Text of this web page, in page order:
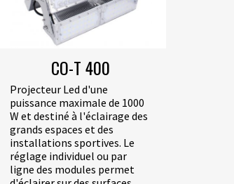
CO-T 400
Projecteur Led d'une
puissance maximale de 1000
W et destiné à l'éclairage des
grands espaces et des
installations sportives. Le
réglage individuel ou par
ligne des modules permet